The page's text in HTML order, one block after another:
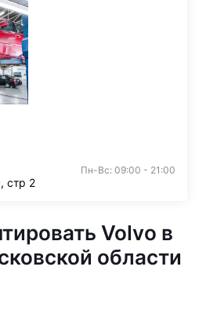
Пн-Вс: 09:00 - 21:00
стр 2
Volvo в
области